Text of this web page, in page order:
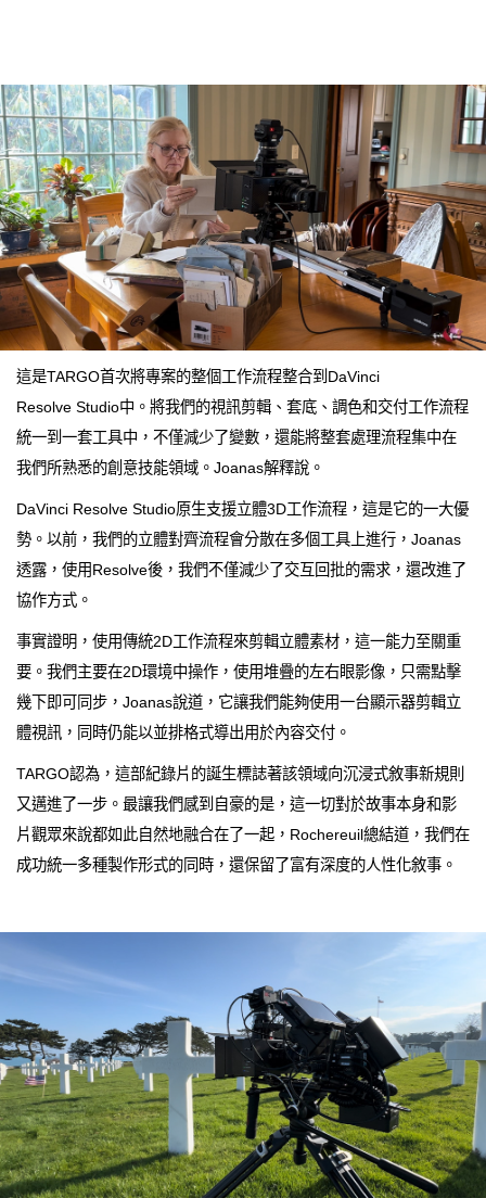
這是TARGO首次將專案的整個工作流程整合到DaVinci
Resolve Studio中。將我們的視訊剪輯、套底、調色和交付工作流程
統一到一套工具中，不僅減少了變數，還能將整套處理流程集中在
我們所熟悉的創意技能領域。Joanas解釋說。
DaVinci Resolve Studio原生支援立體3D工作流程，這是它的一大優
勢。以前，我們的立體對齊流程會分散在多個工具上進行，Joanas
透露，使用Resolve後，我們不僅減少了交互回批的需求，還改進了
協作方式。
事實證明，使用傳統2D工作流程來剪輯立體素材，這一能力至關重
要。我們主要在2D環境中操作，使用堆疊的左右眼影像，只需點擊
幾下即可同步，Joanas說道，它讓我們能夠使用一台顯示器剪輯立
體視訊，同時仍能以並排格式導出用於內容交付。
TARGO認為，這部紀錄片的誕生標誌著該領域向沉浸式敘事新規則
又邁進了一步。最讓我們感到自豪的是，這一切對於故事本身和影
片觀眾來說都如此自然地融合在了一起，Rochereuil總結道，我們在
成功統一多種製作形式的同時，還保留了富有深度的人性化敘事。